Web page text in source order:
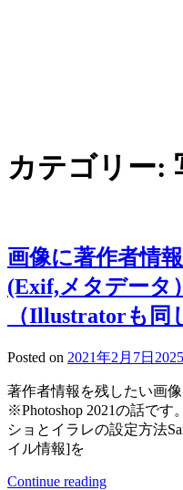
カテゴリー:
画像に著作者情
(Exif,メタデータ
（Illustratorも同
Posted on 2021年2月7日
著作者情報を残したい画像
※Photoshop 2021の話です
ショとイラレの設定方法
イル情報]を
Continue reading